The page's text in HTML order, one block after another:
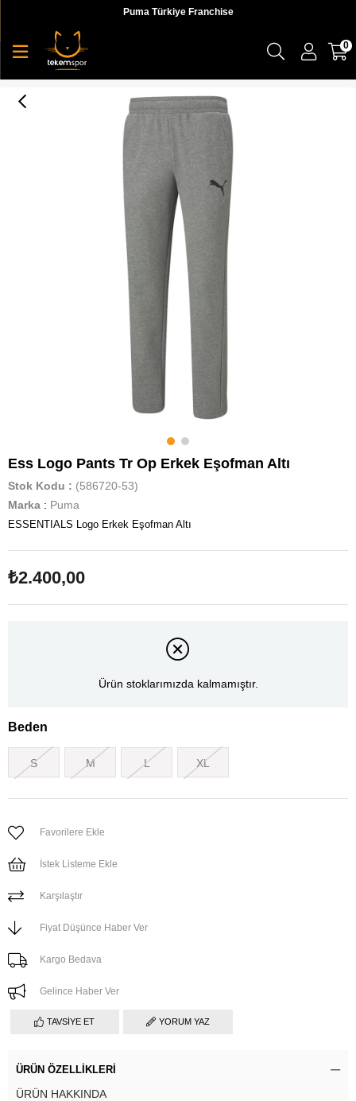
Puma Türkiye Franchise
0
Ess Logo Pants Tr Op Erkek Eşofman Altı
Stok Kodu
(586720-53)
Marka : Puma
ESSENTIALS Logo Erkek Eşofman Altı
₺2.400,00
Ürün stoklarımızda kalmamıştır.
Beden
S M L XL
Favorilere Ekle
İstek Listeme Ekle
Karşılaştır
Fiyat Düşünce Haber Ver
Kargo Bedava
Gelince Haber Ver
TAVSIYE ET YORUM YAZ
ÜRÜN ÖZELLIKLERI
ÜRÜN HAKKINDA